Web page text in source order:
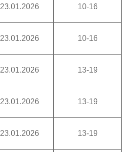
23.01.2026 10-16
23.01.2026 10-16
23.01.2026 13-19
23.01.2026 13-19
23.01.2026 13-19